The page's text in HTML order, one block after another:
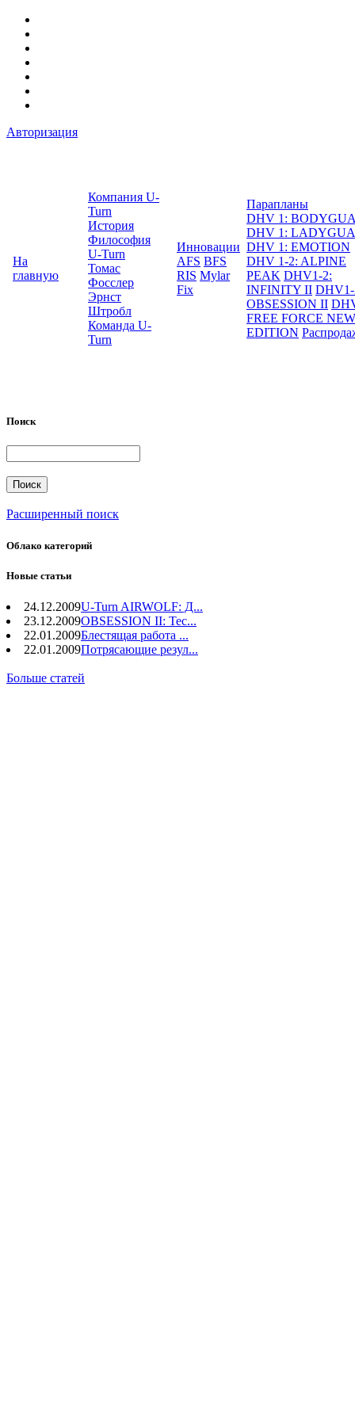
Авторизация
На
главную
Компания U-
Turn
История
Философия
U-Turn
Томас
Фосслер
Эрнст
Штробл
Команда U-
Turn
Инновации
AFS BFS
RIS Mylar
Fix
Парапланы
DHV 1:
DHV 1:
DHV 1: EMOTION
DHV 1-2: ALPINE
PEAK DHV1-2:
INFINITY II
OBSESSION II
FREE FORCE NEW
EDITION
Поиск
Расширенный поиск
Облако категорий
Новые статьи
24.12.2009U-Turn AIRWOLF: Д...
23.12.2009OBSESSION II: Тес...
22.01.2009Блестящая работа ...
22.01.2009Потрясающие резул...
Больше статей